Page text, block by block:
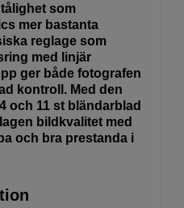
som
mer bastanta
reglage som
med linjär
ger både fotografen
kontroll. Med den
och 11 st bländarblad
bildkvalitet med
och bra prestanda i